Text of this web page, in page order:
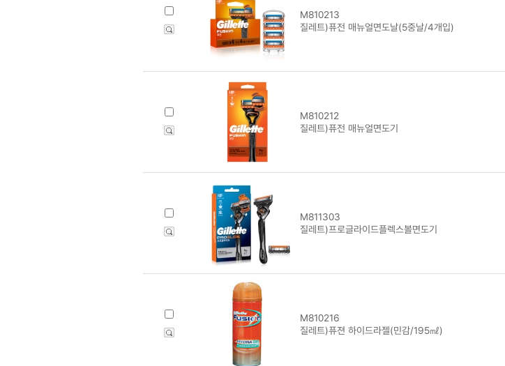
M810213
질레트)퓨전 매뉴얼면도날(5중날/4개입)
M810212
질레트)퓨전 매뉴얼면도기
M811303
질레트)프로글라이드플렉스볼면도기
M810216
질레트)퓨젼 하이드라젤(민감/195㎖)